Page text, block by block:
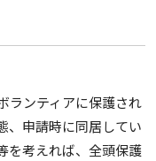
ランティアに保護され
、申請時に同居してい
を考えれば、全頭保護